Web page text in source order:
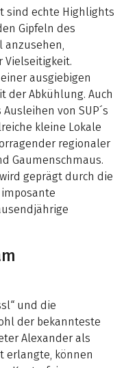
sind echte Highlights
Gipfeln des
Vielseitigkeit.
ausgiebigen
der Abkühlung. Auch
von SUP´s
kleine Lokale
regionaler
Gaumenschmaus.
geprägt durch die
imposante
und die
der bekannteste
Alexander als
erlangte, können